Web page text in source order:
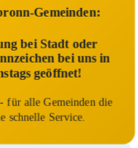
Gemeinden:
bei Stadt oder
bei uns in
geöffnet!
- für alle Gemeinden die
schnelle Service.